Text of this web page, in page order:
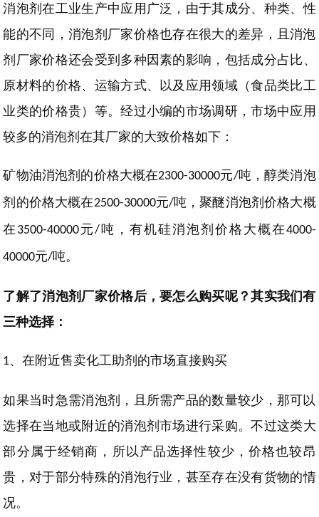
消泡剂在工业生产中应用广泛， 由于其成分、种类、性
能的不同，消泡剂厂家价格也存在很大的差异，且消泡
剂厂家价格还会受到多种因素的影响， 包括成分占比、
原材料的价格、运输方式、
以及 应用领域 （食品类比工
业类的价格贵） 等。经过小编的市场调研，市场中应用
较多的消泡剂在其厂家的大致价格如下：
矿物油消泡剂的价格大概在2300-30000元/吨，醇类消泡
剂的价格大概在2500-30000元/吨，聚醚消泡剂价格大概
在 3500-40000元/吨，有机硅消泡剂价格大概在4000-
40000元/吨。
了解了消泡剂厂家价格后，要怎么购买呢？其实我们有
三种选择：
1、在 附近售卖化工助剂的市场直接购买
如果当时急需消泡剂，且所需产品的数量较少，那可以
选择在当地或附近的消泡剂市场进行采购。不过这类大
部分属于经销商 ， 所以产品选择性较少，价格也较昂
贵 ，对于部分特殊的消泡行业，甚至存在没有货物的情
况。